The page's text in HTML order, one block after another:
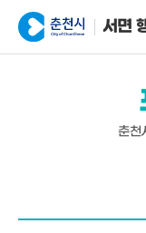
서면
춘천